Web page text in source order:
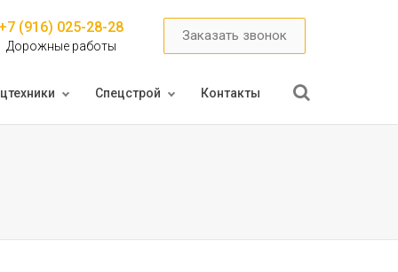
(916) 025-28-28
Дорожные работы
Заказать звонок
Спецстрой Контакты